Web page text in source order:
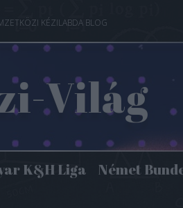
KÉZILABDA BLOG
Világ
K&H Liga Német